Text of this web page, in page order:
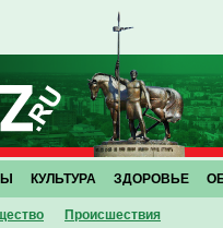
Проиcшествия
КУЛЬТУРА ЗДОРОВЬЕ